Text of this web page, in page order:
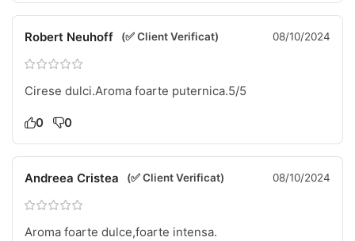
Robert Neuhoff (✅ Client Verificat) 08/10/2024
Cirese dulci.Aroma foarte puternica.5/5
0 0
Andreea Cristea (✅ Client Verificat) 08/10/2024
Aroma foarte dulce,foarte intensa.